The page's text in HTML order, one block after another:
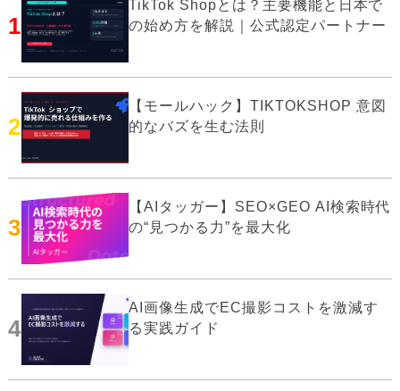
1
TikTok Shopとは？主要機能と日本で
の始め方を解説｜公式認定パートナー
2
【モールハック】TIKTOKSHOP 意図
的なバズを生む法則
3
【AIタッガー】SEO×GEO AI検索時代
の“見つかる力”を最大化
4
AI画像生成でEC撮影コストを激減す
る実践ガイド